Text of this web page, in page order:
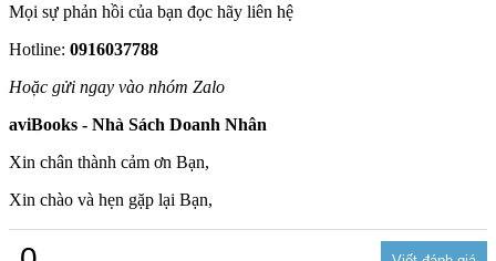
Mọi sự phản hồi của bạn đọc hãy liên hệ
Hotline: 0916037788
Hoặc gửi ngay vào nhóm Zalo
aviBooks - Nhà Sách Doanh Nhân
Xin chân thành cảm ơn Bạn,
Xin chào và hẹn gặp lại Bạn,